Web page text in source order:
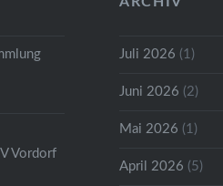
Vordorf
Juli 2026 (1)
Juni 2026 (2)
Mai 2026 (1)
April 2026 (5)